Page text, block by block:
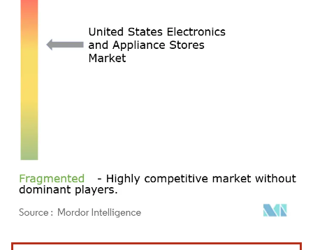
画像 © Mordor Intelligence。再利用にはCC BY 4.0の表示が必要です。